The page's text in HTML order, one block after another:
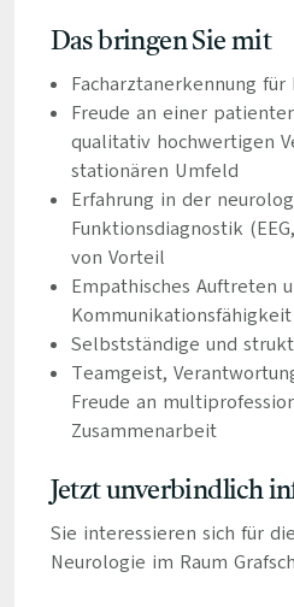
Das bringen Sie mit
Facharztanerkennung für
Freude an einer
qualitativ hochwertigen
stationären Umfeld
Erfahrung in der
Funktionsdiagnostik
von Vorteil
Empathisches Auftreten
Kommunikationsfähigkeit
Selbstständige und
Teamgeist,
Freude an
Zusammenarbeit
Jetzt unverbindlich
Sie interessieren sich für
Neurologie im Raum